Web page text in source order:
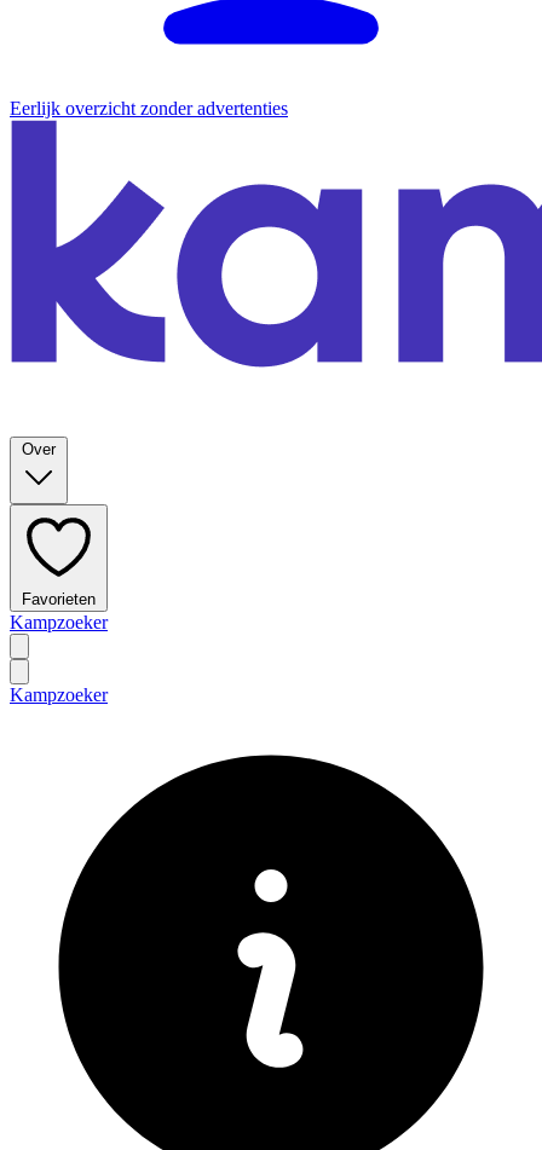
Eerlijk overzicht zonder advertenties
Over
Favorieten
Kampzoeker
Kampzoeker